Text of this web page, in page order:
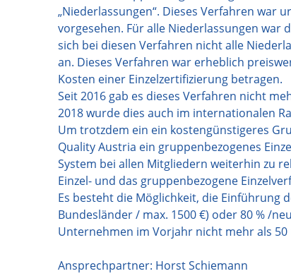
„Niederlassungen“. Dieses Verfahren
vorgesehen. Für alle Niederlassungen
sich bei diesen Verfahren nicht alle
an. Dieses Verfahren war erheblich
Kosten einer Einzelzertifizierung betragen.
Seit 2016 gab es dieses Verfahren nicht
2018 wurde dies auch im internationalen
Um trotzdem ein ein kostengünstigeres
Quality Austria ein gruppenbezogenes
System bei allen Mitgliedern weiterhin zu
Einzel- und das gruppenbezogene
Es besteht die Möglichkeit, die Einführung
Bundesländer / max. 1500 €) oder 80 % /
Unternehmen im Vorjahr nicht mehr als
Ansprechpartner: Horst Schiemann